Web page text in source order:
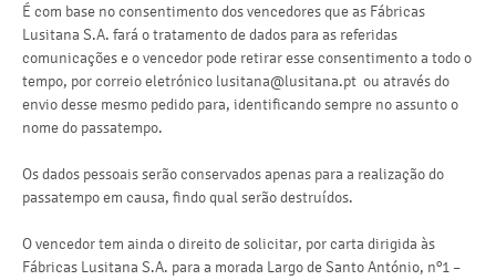
É com base no consentimento dos vencedores que as Fábricas
Lusitana S.A. fará o tratamento de dados para as referidas
comunicações e o vencedor pode retirar esse consentimento a todo o
tempo, por correio eletrónico lusitana@lusitana.pt ou através do
envio desse mesmo pedido para, identificando sempre no assunto o
nome do passatempo.
Os dados pessoais serão conservados apenas para a realização do
passatempo em causa, findo qual serão destruídos.
O vencedor tem ainda o direito de solicitar, por carta dirigida às
Fábricas Lusitana S.A. para a morada Largo de Santo António, nº1 –